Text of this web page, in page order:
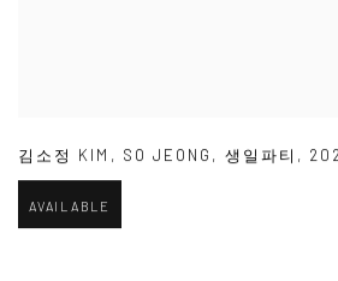
김소정 KIM , SO JEONG , 생일파티 ,
AVAILABLE